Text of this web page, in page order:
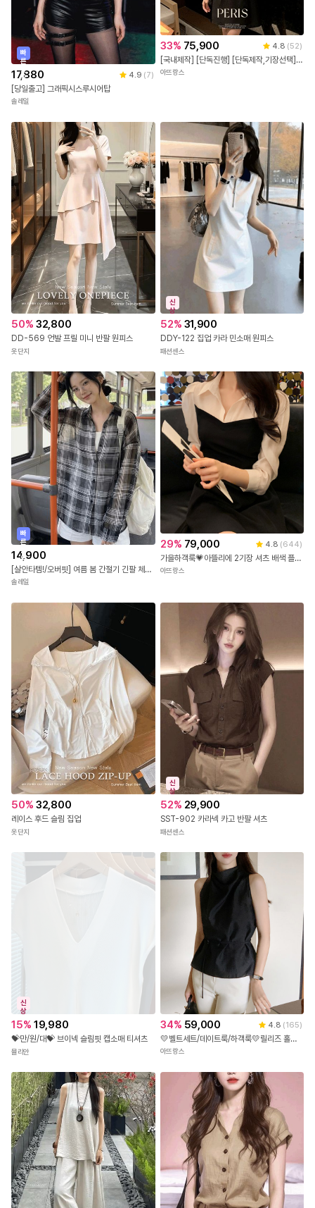
빠
른
출
발
17,880 4.9 (7)
[당일출고] 그래픽시스루시어탑
솔레일
33% 75,900 4.8 (52)
[국내제작] [단독진행] [단독제작,기장선택] 2기장 페리스 하트넥 슬릿 반팔 원피스 하객룩원피스 상견례룩/데이트룩/소개팅룩/격식룩/하객룩 op15266
아뜨랑스
50% 32,800
DD-569 언발 프릴 미니 반팔 원피스
옷단지
신
상
52% 31,900
DDY-122 집업 카라 민소매 원피스
패션센스
빠
른
출
발
14,900
[살안타템!/오버핏] 여름 봄 간절기 긴팔 체크 시스루 오버핏 셔츠 남방 4color
솔레일
29% 79,000 4.8 (644)
가을하객룩💗아뜰리에 2기장 셔츠 배색 플레어라인 원피스 하객룩,소개팅룩,자체제작,하객룩
아뜨랑스
50% 32,800
레이스 후드 슬림 집업
옷단지
신
상
52% 29,900
SST-902 카라넥 카고 반팔 셔츠
패션센스
신
상
15% 19,980
💝만/원/대💝 브이넥 슬림핏 캡소매 티셔츠
뮬리안
34% 59,000 4.8 (165)
💛벨트세트/데이트룩/하객룩💛릴리즈 홀터넥 반하이넥 벨트 민소매 나시 하객블라우스 bs
아뜨랑스